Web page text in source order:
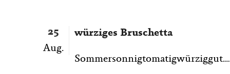
25
Aug.
würziges Bruschetta